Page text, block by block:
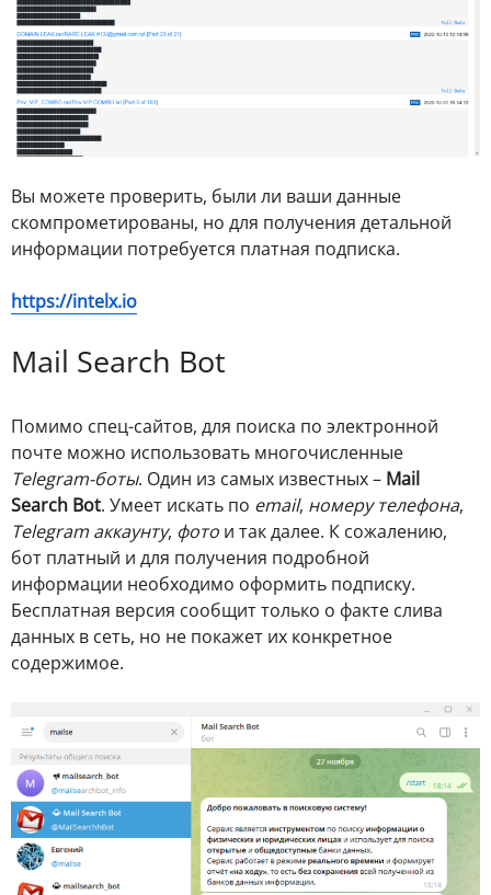
Вы можете проверить, были ли ваши данные
скомпрометированы, но для получения детальной
информации потребуется платная подписка.
https://intelx.io
Mail Search Bot
Помимо спец-сайтов, для поиска по электронной
почте можно использовать многочисленные
Telegram-боты. Один из самых известных – Mail
Search Bot. Умеет искать по email, номеру телефона,
Telegram аккаунту, фото и так далее. К сожалению,
бот платный и для получения подробной
информации необходимо оформить подписку.
Бесплатная версия сообщит только о факте слива
данных в сеть, но не покажет их конкретное
содержимое.